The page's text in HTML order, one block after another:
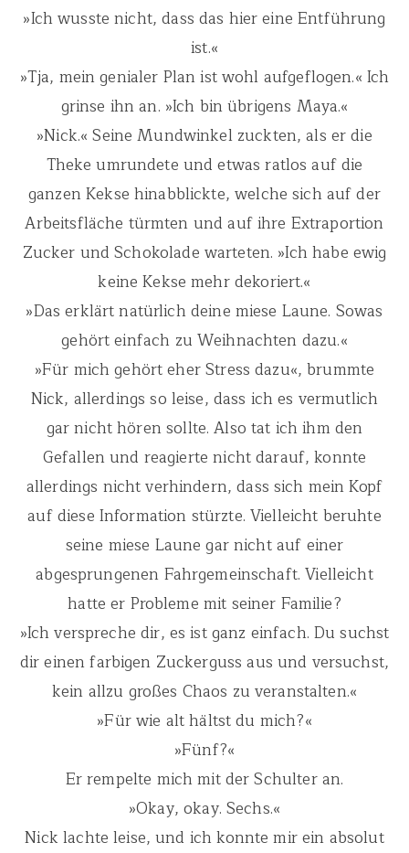
»Ich wusste nicht, dass das hier eine Entführung
ist.«
»Tja, mein genialer Plan ist wohl aufgeflogen.« Ich
grinse ihn an. »Ich bin übrigens Maya.«
»Nick.« Seine Mundwinkel zuckten, als er die
Theke umrundete und etwas ratlos auf die
ganzen Kekse hinabblickte, welche sich auf der
Arbeitsfläche türmten und auf ihre Extraportion
Zucker und Schokolade warteten. »Ich habe ewig
keine Kekse mehr dekoriert.«
»Das erklärt natürlich deine miese Laune. Sowas
gehört einfach zu Weihnachten dazu.«
»Für mich gehört eher Stress dazu«, brummte
Nick, allerdings so leise, dass ich es vermutlich
gar nicht hören sollte. Also tat ich ihm den
Gefallen und reagierte nicht darauf, konnte
allerdings nicht verhindern, dass sich mein Kopf
auf diese Information stürzte. Vielleicht beruhte
seine miese Laune gar nicht auf einer
abgesprungenen Fahrgemeinschaft. Vielleicht
hatte er Probleme mit seiner Familie?
»Ich verspreche dir, es ist ganz einfach. Du suchst
dir einen farbigen Zuckerguss aus und versuchst,
kein allzu großes Chaos zu veranstalten.«
»Für wie alt hältst du mich?«
»Fünf?«
Er rempelte mich mit der Schulter an.
»Okay, okay. Sechs.«
Nick lachte leise, und ich konnte mir ein absolut